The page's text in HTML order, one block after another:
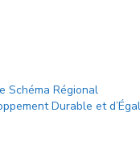
Schéma Régional
Durable et